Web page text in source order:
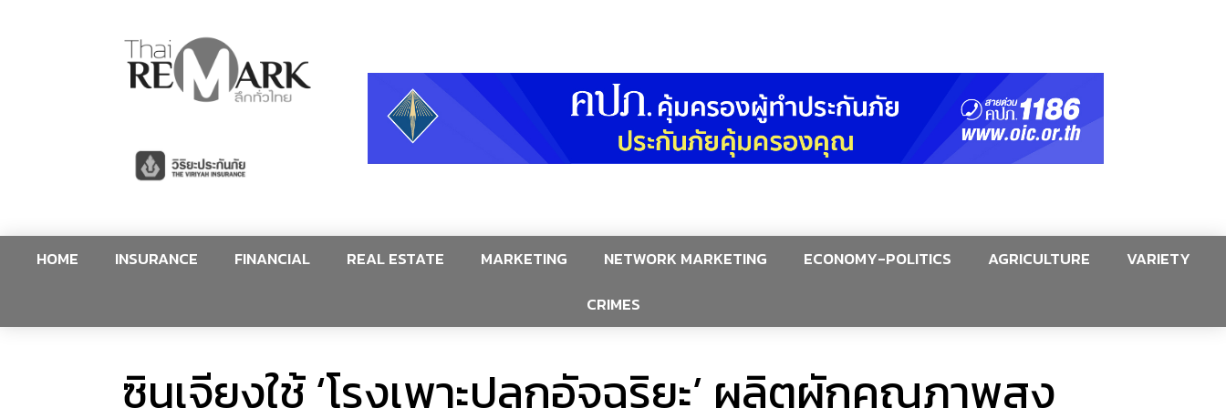
HOME INSURANCE FINANCIAL REAL ESTATE MARKETING NETWORK MARKETING ECONOMY-POLITICS AGRICULTURE
VARIETY
CRIMES
ซินเจียงใช้ ‘โรงเพาะปลูกอัจฉริยะ’ ผลิตผักคุณภาพสูง